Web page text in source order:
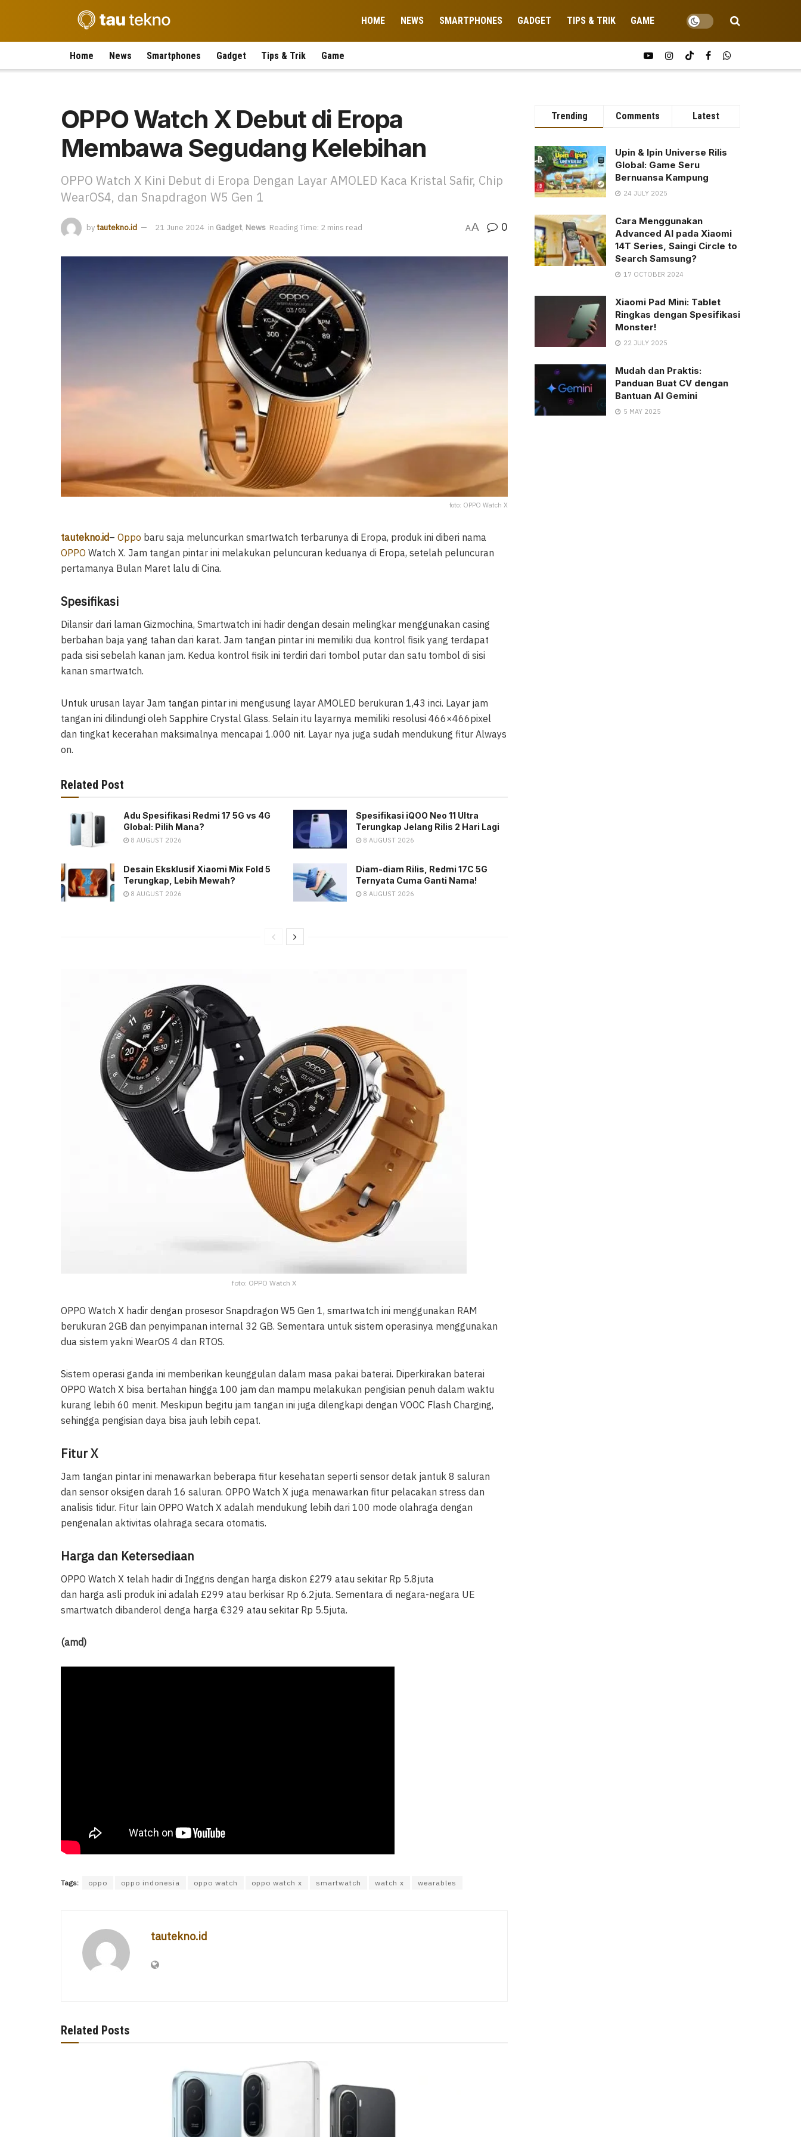
HOME NEWS SMARTPHONES GADGET TIPS & TRIK GAME
Home News Smartphones Gadget Tips & Trik Game
OPPO Watch X Debut di Eropa
Membawa Segudang Kelebihan
OPPO Watch X Kini Debut di Eropa Dengan Layar AMOLED Kaca Kristal Safir, Chip
WearOS4, dan Snapdragon W5 Gen 1
bytautekno.id 21 June 2024 in Gadget, News Reading Time: 2 mins read AA 0
foto: OPPO Watch X
tautekno.id– Oppo baru saja meluncurkan smartwatch terbarunya di Eropa, produk ini diberi nama
OPPO Watch X. Jam tangan pintar ini melakukan peluncuran keduanya di Eropa, setelah peluncuran
pertamanya Bulan Maret lalu di Cina.
Spesifikasi
Dilansir dari laman Gizmochina, Smartwatch ini hadir dengan desain melingkar menggunakan casing
berbahan baja yang tahan dari karat. Jam tangan pintar ini memiliki dua kontrol fisik yang terdapat
pada sisi sebelah kanan jam. Kedua kontrol fisik ini terdiri dari tombol putar dan satu tombol di sisi
kanan smartwatch.
Untuk urusan layar Jam tangan pintar ini mengusung layar AMOLED berukuran 1,43 inci. Layar jam
tangan ini dilindungi oleh Sapphire Crystal Glass. Selain itu layarnya memiliki resolusi 466×466pixel
dan tingkat kecerahan maksimalnya mencapai 1.000 nit. Layar nya juga sudah mendukung fitur Always
on.
Related Post
Adu Spesifikasi Redmi 17 5G vs 4G
Global: Pilih Mana?
8 AUGUST 2026
Spesifikasi iQOO Neo 11 Ultra
Terungkap Jelang Rilis 2 Hari Lagi
8 AUGUST 2026
Desain Eksklusif Xiaomi Mix Fold 5
Terungkap, Lebih Mewah?
8 AUGUST 2026
Diam-diam Rilis, Redmi 17C 5G
Ternyata Cuma Ganti Nama!
8 AUGUST 2026
foto: OPPO Watch X
OPPO Watch X hadir dengan prosesor Snapdragon W5 Gen 1, smartwatch ini menggunakan RAM
berukuran 2GB dan penyimpanan internal 32 GB. Sementara untuk sistem operasinya menggunakan
dua sistem yakni WearOS 4 dan RTOS.
Sistem operasi ganda ini memberikan keunggulan dalam masa pakai baterai. Diperkirakan baterai
OPPO Watch X bisa bertahan hingga 100 jam dan mampu melakukan pengisian penuh dalam waktu
kurang lebih 60 menit. Meskipun begitu jam tangan ini juga dilengkapi dengan VOOC Flash Charging,
sehingga pengisian daya bisa jauh lebih cepat.
Fitur X
Jam tangan pintar ini menawarkan beberapa fitur kesehatan seperti sensor detak jantuk 8 saluran
dan sensor oksigen darah 16 saluran. OPPO Watch X juga menawarkan fitur pelacakan stress dan
analisis tidur. Fitur lain OPPO Watch X adalah mendukung lebih dari 100 mode olahraga dengan
pengenalan aktivitas olahraga secara otomatis.
Harga dan Ketersediaan
OPPO Watch X telah hadir di Inggris dengan harga diskon £279 atau sekitar Rp 5.8juta
dan harga asli produk ini adalah £299 atau berkisar Rp 6.2juta. Sementara di negara-negara UE
smartwatch dibanderol denga harga €329 atau sekitar Rp 5.5juta.
(amd)
Tags: oppo oppo indonesia oppo watch oppo watch x smartwatch watch x wearables
tautekno.id
Related Posts
Trending Comments Latest
Upin & Ipin Universe Rilis
Global: Game Seru
Bernuansa Kampung
24 JULY 2025
Cara Menggunakan
Advanced AI pada Xiaomi
14T Series, Saingi Circle to
Search Samsung?
17 OCTOBER 2024
Xiaomi Pad Mini: Tablet
Ringkas dengan Spesifikasi
Monster!
22 JULY 2025
Mudah dan Praktis:
Panduan Buat CV dengan
Bantuan AI Gemini
5 MAY 2025